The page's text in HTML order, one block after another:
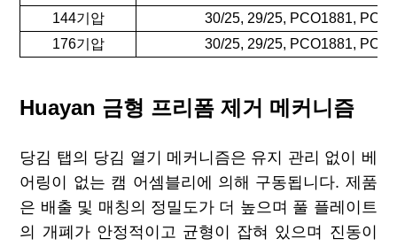
144기압
30/25, 29/25, PCO1881,
176기압
30/25, 29/25, PCO1881,
Huayan 금형 프리폼 제거 메커니즘
당김 탭의 당김 열기 메커니즘은 유지 관리 없이 베
어링이 없는 캠 어셈블리에 의해 구동됩니다. 제품
은 배출 및 매칭의 정밀도가 더 높으며 풀 플레이트
의 개폐가 안정적이고 균형이 잡혀 있으며 진동이